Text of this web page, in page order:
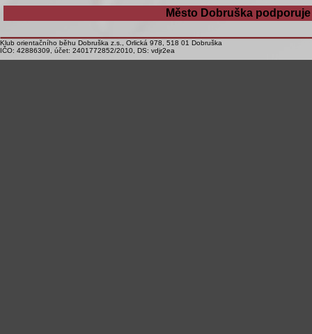
Město Dobruška
Klub orientačního běhu Dobruška z.s., Orlická 978, 518 01 Dobruška
IČO: 42886309, účet: 2401772852/2010, DS: vdjr2ea